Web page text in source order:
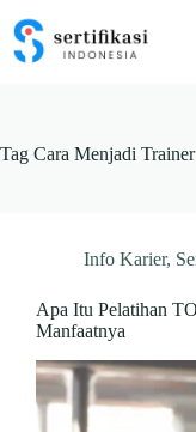
content
Tag Cara Menjadi Trainer
Info Karier,
Apa Itu Pelatihan
Manfaatnya